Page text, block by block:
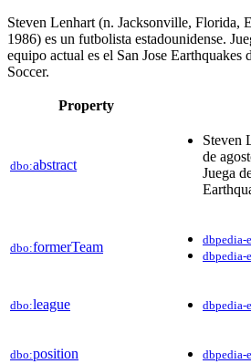
Steven Lenhart (n. Jacksonville, Florida,
1986) es un futbolista estadounidense.
equipo actual es el San Jose Earthquakes
Soccer.
Property
dbo:abstract
Steven
de
Juega
dbo:formerTeam dbpedia-
dbpedia-
dbo:league dbpedia-
dbo:position dbpedia-